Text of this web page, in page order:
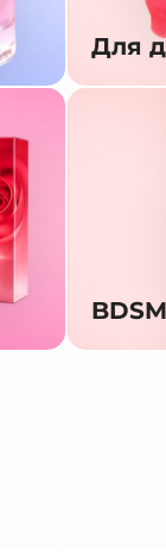
Для
BDSM